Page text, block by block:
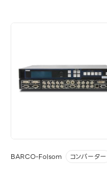
BARCO-Folsom コンバーター